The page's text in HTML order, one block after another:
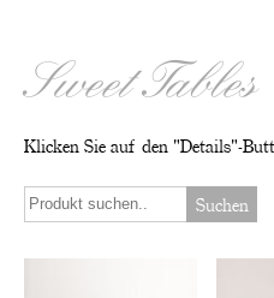
Sweet Tables
Klicken Sie auf den "Details"-
Suchen